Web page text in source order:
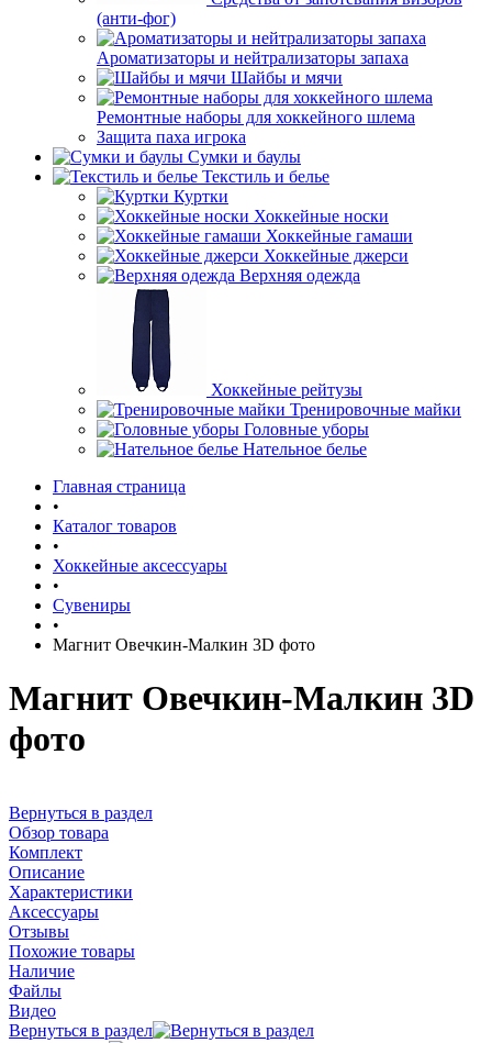
(анти-фог)
Ароматизаторы и нейтрализаторы запаха
Шайбы и мячи
Ремонтные наборы для хоккейного шлема
Защита паха игрока
Сумки и баулы
Текстиль и белье
Куртки
Хоккейные носки
Хоккейные гамаши
Хоккейные джерси
Верхняя одежда
Хоккейные рейтузы
Тренировочные майки
Головные уборы
Нательное белье
Главная страница
•
Каталог товаров
•
Хоккейные аксессуары
•
Сувениры
•
Магнит Овечкин-Малкин 3D фото
Магнит Овечкин-Малкин 3D
фото
Вернуться в раздел
Обзор товара
Комплект
Описание
Характеристики
Аксессуары
Отзывы
Похожие товары
Наличие
Файлы
Видео
Вернуться в раздел